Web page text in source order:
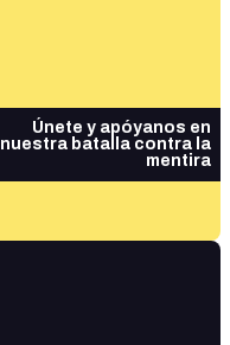
Únete y apóyanos en
nuestra batalla contra la
mentira